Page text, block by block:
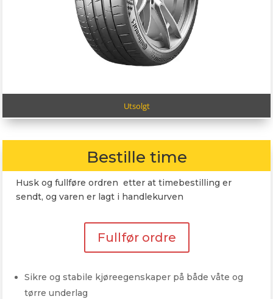
Utsolgt
Bestille time
Husk og fullføre ordren etter at timebestilling er
sendt, og varen er lagt i handlekurven
Fullfør ordre
Sikre og stabile kjøreegenskaper på både våte og
tørre underlag